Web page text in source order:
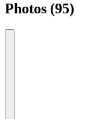
Photos (95)